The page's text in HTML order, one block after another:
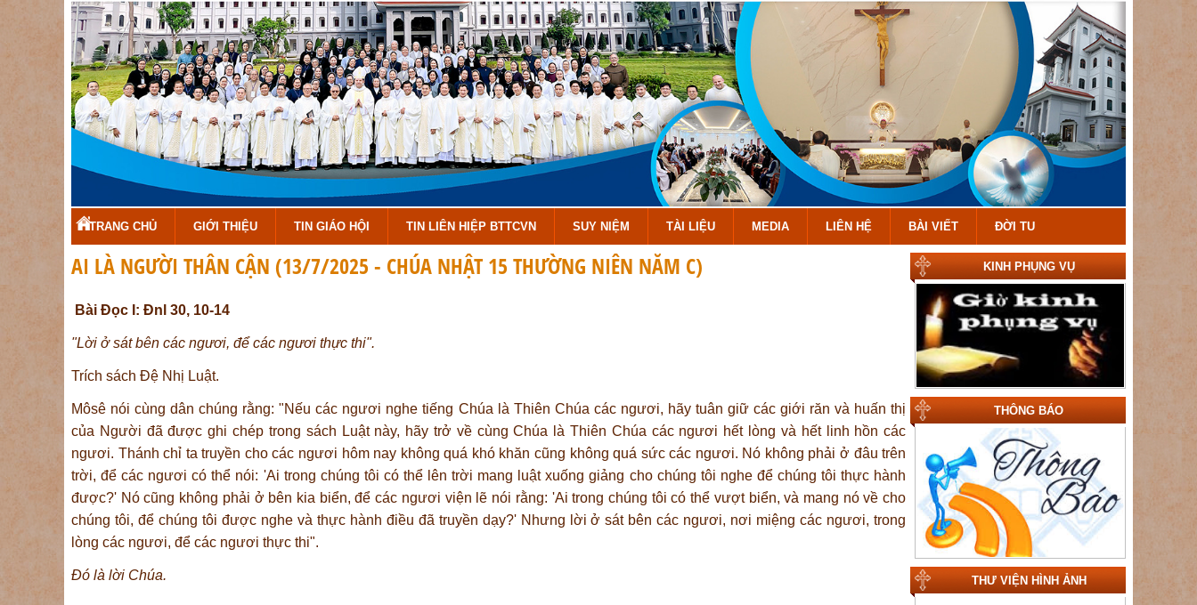
TRANG CHỦ GIỚI THIỆU TIN GIÁO HỘI TIN LIÊN HIỆP BTTCVN SUY NIỆM TÀI LIỆU MEDIA LIÊN HỆ BÀI VIẾT ĐỜI TU
AI LÀ NGƯỜI THÂN CẬN (13/7/2025 - CHÚA NHẬT 15 THƯỜNG NIÊN NĂM C)
Bài Ðọc I: Ðnl 30, 10-14
"Lời ở sát bên các ngươi, để các ngươi thực thi".
Trích sách Ðệ Nhị Luật.
Môsê nói cùng dân chúng rằng: "Nếu các ngươi nghe tiếng Chúa là Thiên Chúa các ngươi, hãy tuân giữ các giới răn và huấn thị
của Người đã được ghi chép trong sách Luật này, hãy trở về cùng Chúa là Thiên Chúa các ngươi hết lòng và hết linh hồn các
ngươi. Thánh chỉ ta truyền cho các ngươi hôm nay không quá khó khăn cũng không quá sức các ngươi. Nó không phải ở đâu trên
trời, để các ngươi có thể nói: 'Ai trong chúng tôi có thể lên trời mang luật xuống giảng cho chúng tôi nghe để chúng tôi thực hành
được?' Nó cũng không phải ở bên kia biển, để các ngươi viện lẽ nói rằng: 'Ai trong chúng tôi có thể vượt biển, và mang nó về cho
chúng tôi, để chúng tôi được nghe và thực hành điều đã truyền dạy?' Nhưng lời ở sát bên các ngươi, nơi miệng các ngươi, trong
lòng các ngươi, để các ngươi thực thi".
Ðó là lời Chúa.
KINH PHỤNG VỤ
THÔNG BÁO
THƯ VIỆN HÌNH ẢNH